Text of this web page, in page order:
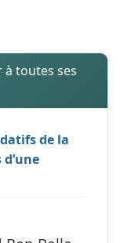
à toutes ses
de la